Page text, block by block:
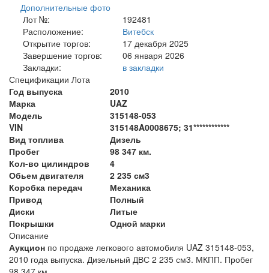
Дополнительные фото
Лот №:
192481
Расположение:
Витебск
Открытие торгов:
17 декабря 2025
Завершение торгов:
06 января 2026
Закладки:
в закладки
Спецификации Лота
Год выпуска
2010
Марка
UAZ
Модель
315148-053
VIN
315148A0008675; 31************
Вид топлива
Дизель
Пробег
98 347 км.
Кол-во цилиндров
4
Обьем двигателя
2 235 см3
Коробка передач
Механика
Привод
Полный
Диски
Литые
Покрышки
Одной марки
Описание
Аукцион по продаже легкового автомобиля UAZ 315148-053,
2010 года выпуска. Дизельный ДВС 2 235 см3. МКПП. Пробег